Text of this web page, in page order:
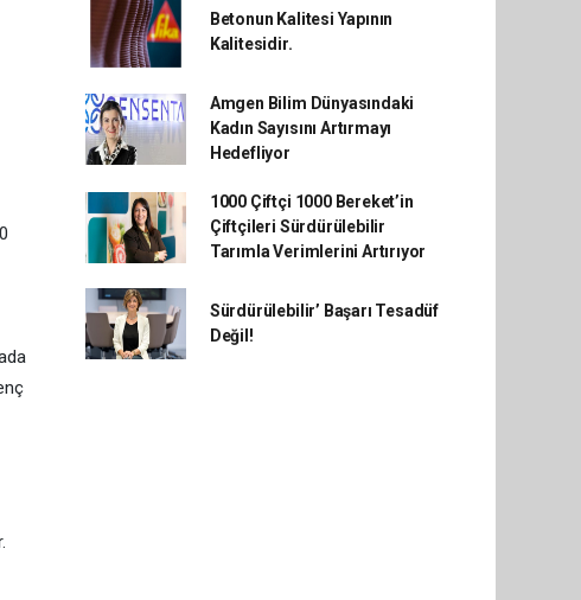
Betonun Kalitesi Yapının
Kalitesidir.
Amgen Bilim Dünyasındaki
Kadın Sayısını Artırmayı
Hedefliyor
1000 Çiftçi 1000 Bereket’in
Çiftçileri Sürdürülebilir
Tarımla Verimlerini Artırıyor
Sürdürülebilir’ Başarı Tesadüf
Değil!